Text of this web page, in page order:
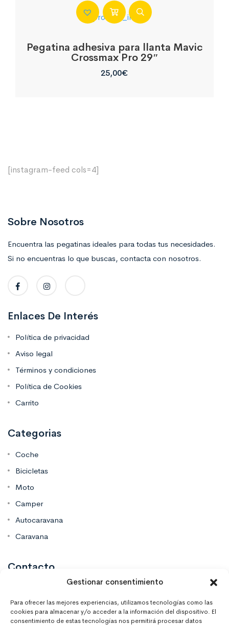
Gestionar consentimiento
Para ofrecer las mejores experiencias, utilizamos tecnologías como las
cookies para almacenar y/o acceder a la información del dispositivo. El
consentimiento de estas tecnologías nos permitirá procesar datos
Pegatina adhesiva para llanta Mavic
Crossmax Pro 29″
25,00€
[instagram-feed cols=4]
Sobre Nosotros
Encuentra las pegatinas ideales para todas tus necesidades.
Si no encuentras lo que buscas, contacta con nosotros.
Enlaces De Interés
Política de privacidad
Aviso legal
Términos y condiciones
Política de Cookies
Carrito
Categorias
Coche
Bicicletas
Moto
Camper
Autocaravana
Caravana
Contacto